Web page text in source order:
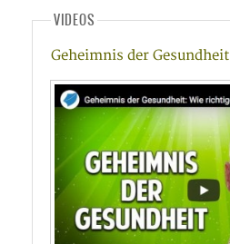
VIDEOS
Geheimnis der Gesundheit